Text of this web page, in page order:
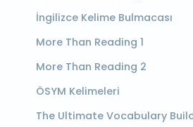
İngilizce Kelime Bulmacası
More Than Reading 1
More Than Reading 2
ÖSYM Kelimeleri
The Ultimate Vocabulary